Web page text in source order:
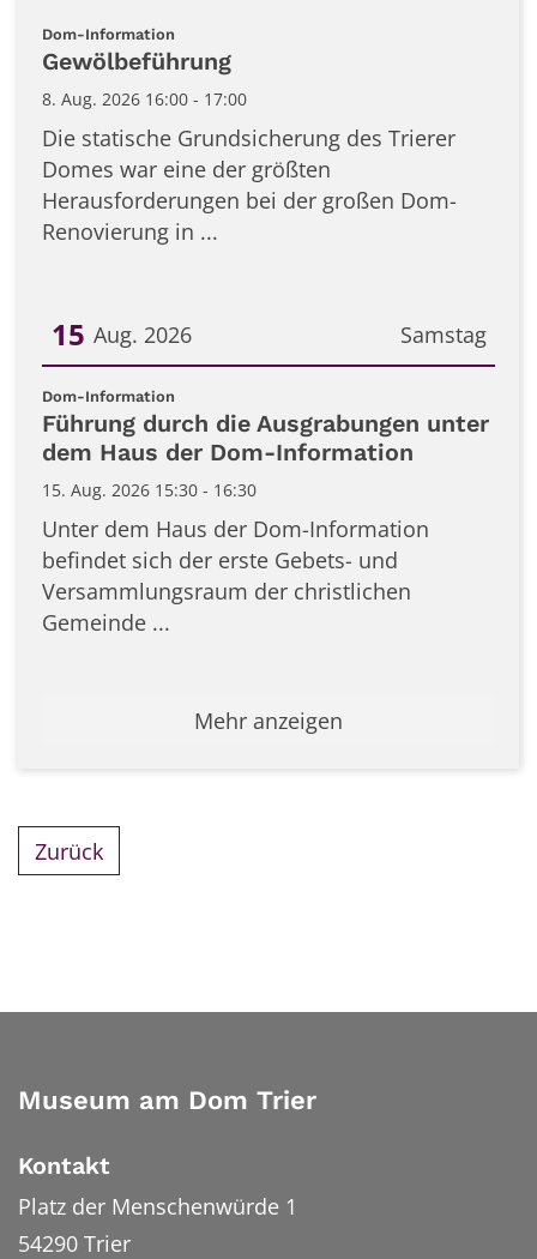
Dom-Information
Gewölbeführung
8. Aug. 2026 16:00 - 17:00
Die statische Grundsicherung des Trierer
Domes war eine der größten
Herausforderungen bei der großen Dom-
Renovierung in ...
Samstag
15 Aug. 2026
Datum: 15. August 2026
Dom-Information
Führung durch die Ausgrabungen unter
dem Haus der Dom-Information
15. Aug. 2026 15:30 - 16:30
Unter dem Haus der Dom-Information
befindet sich der erste Gebets- und
Versammlungsraum der christlichen
Gemeinde ...
Mehr anzeigen
Zurück
Museum am Dom Trier
Kontakt
Platz der Menschenwürde 1
54290 Trier